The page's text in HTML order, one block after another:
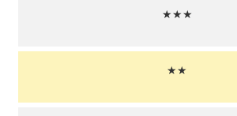
★★★
★★